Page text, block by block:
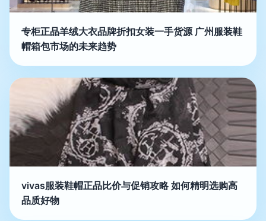
专柜正品羊绒大衣品牌折扣女装一手货源 广州服装鞋
帽箱包市场的未来趋势
vivas服装鞋帽正品比价与促销攻略 如何精明选购高
品质好物